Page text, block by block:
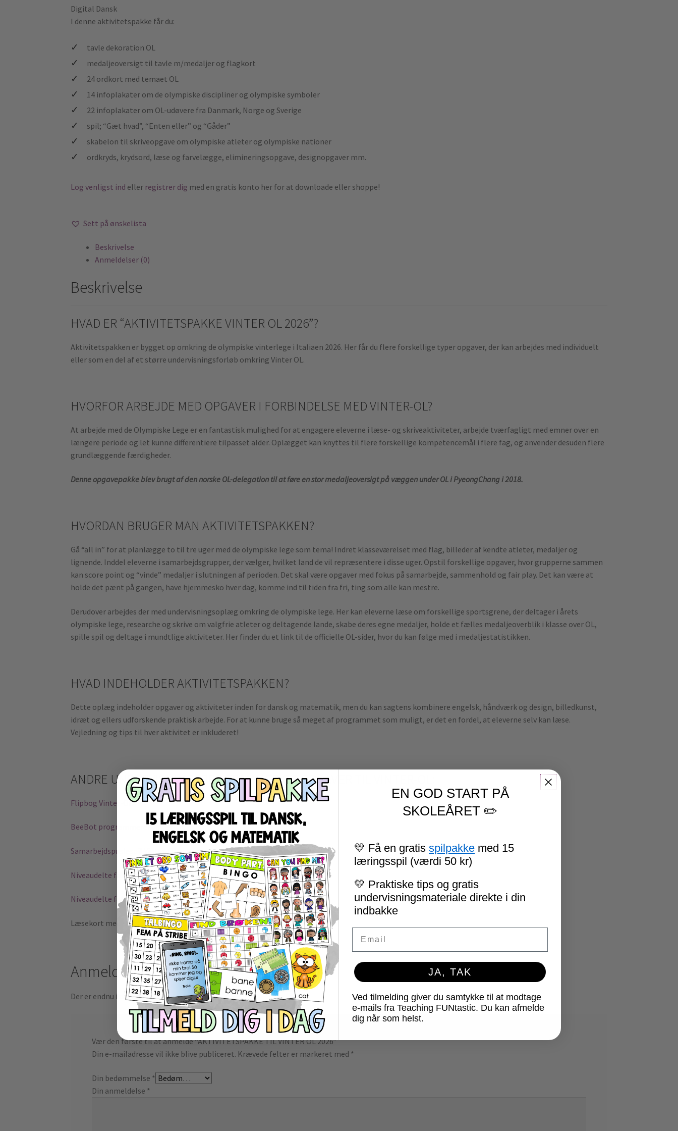
Digital Dansk
I denne aktivitetspakke får du:
tavle dekoration OL
medaljeoversigt til tavle m/medaljer og flagkort
24 ordkort med temaet OL
14 infoplakater om de olympiske discipliner og olympiske symboler
22 infoplakater om OL-udøvere fra Danmark, Norge og Sverige
spil; “Gæt hvad”, “Enten eller” og “Gåder”
skabelon til skriveopgave om olympiske atleter og olympiske nationer
ordkryds, krydsord, læse og farvelægge, elimineringsopgave, designopgaver mm.
Log venligst ind eller registrer dig med en gratis konto her for at downloade eller shoppe!
Sett på ønskelista
Beskrivelse
Anmeldelser (0)
Beskrivelse
HVAD ER “AKTIVITETSPAKKE VINTER OL 2026”?
Aktivitetspakken er bygget op omkring de olympiske vinterlege i Italiaen 2026. Her får du flere forskellige typer opgaver, der kan arbejdes med individuelt
eller som en del af et større undervisningsforløb omkring Vinter OL.
HVORFOR ARBEJDE MED OPGAVER I FORBINDELSE MED VINTER-OL?
At arbejde med de Olympiske Lege er en fantastisk mulighed for at engagere eleverne i læse- og skriveaktiviteter, arbejde tværfagligt med emner over en
længere periode og let kunne differentiere tilpasset alder. Oplægget kan knyttes til flere forskellige kompetencemål i flere fag, og anvender desuden flere
grundlæggende færdigheder.
Denne opgavepakke blev brugt af den norske OL-delegation til at føre en stor medaljeoversigt på væggen under OL i PyeongChang i 2018.
HVORDAN BRUGER MAN AKTIVITETSPAKKEN?
Gå “all in” for at planlægge to til tre uger med de olympiske lege som tema! Indret klasseværelset med flag, billeder af kendte atleter, medaljer og
lignende. Inddel eleverne i samarbejdsgrupper, der vælger, hvilket land de vil repræsentere i disse uger. Opstil forskellige opgaver, hvor grupperne sammen
kan score point og “vinde” medaljer i slutningen af ​​perioden. Det skal være opgaver med fokus på samarbejde, sammenhold og fair play. Det kan være at
holde det pænt på gangen, have hjemmesko hver dag, komme ind til tiden fra fri, ting som alle kan mestre.
Derudover arbejdes der med undervisningsoplæg omkring de olympiske lege. Her kan eleverne læse om forskellige sportsgrene, der deltager i årets
olympiske lege, researche og skrive om valgfrie atleter og deltagende lande, skabe deres egne medaljer, holde et fælles medaljeoverblik i klasse over OL,
spille spil og deltage i mundtlige aktiviteter. Her finder du et link til de officielle OL-sider, hvor du kan følge med i medaljestatistikken.
HVAD INDEHOLDER AKTIVITETSPAKKEN?
Dette oplæg indeholder opgaver og aktiviteter inden for dansk og matematik, men du kan sagtens kombinere engelsk, håndværk og design, billedkunst,
idræt og ellers udforskende praktisk arbejde. For at kunne bruge så meget af programmet som muligt, er det en fordel, at eleverne selv kan læse.
Vejledning og tips til hver aktivitet er inkluderet!
ANDRE UNDERVISNINGSPROGRAMMER OG OPGAVER TIL VINTER-OL:
Flipbog Vinter-OL
BeeBot programmerer vinter-OL
Samarbejdspuslespil Vinter-OL
Niveaudelte faktatekster om Vinter-OL
Niveaudelte faktatekster om Vinter-OL på engelsk
Læsekort med sjov fakta om Vinter-OL
Anmeldelser
Der er endnu ikke nogle anmeldelser.
Vær den første til at anmelde “AKTIVITETSPAKKE TIL VINTER OL 2026”
Din e-mailadresse vil ikke blive publiceret. Krævede felter er markeret med *
Din bedømmelse *
Din anmeldelse *
EN GOD START PÅ
SKOLEÅRET ✏️
💛 Få en gratis spilpakke med 15
læringsspil (værdi 50 kr)
💛 Praktiske tips og gratis
undervisningsmateriale direkte i din
indbakke
JA, TAK
Ved tilmelding giver du samtykke til at modtage
e-mails fra Teaching FUNtastic. Du kan afmelde
dig når som helst.